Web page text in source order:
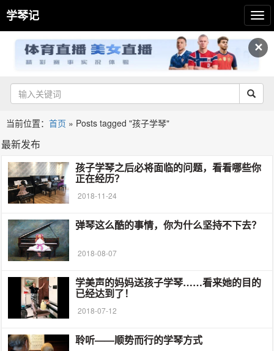
✕
学琴记
当前位置： 首页 » Posts tagged "孩子学琴"
最新发布
孩子学琴之后必将面临的问题，看看哪些你
正在经历？
2018-11-24
弹琴这么酷的事情，你为什么坚持不下去？
2018-08-07
学美声的妈妈送孩子学琴……看来她的目的
已经达到了！
2018-07-12
聆听——顺势而行的学琴方式